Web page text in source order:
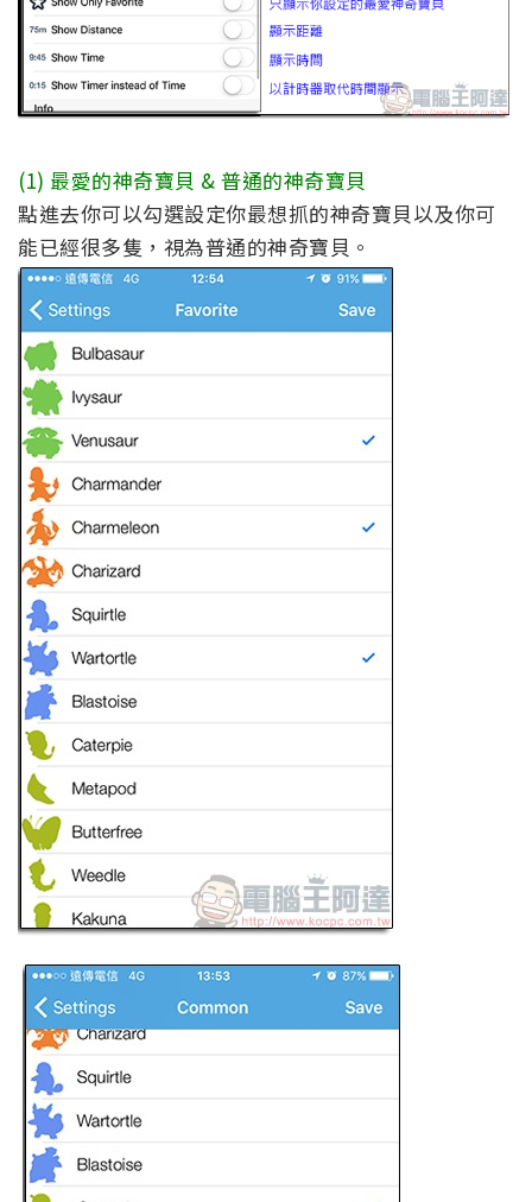
(1) 最愛的神奇寶貝 & 普通的神奇寶貝
點進去你可以勾選設定你最想抓的神奇寶貝以及你可
能已經很多隻，視為普通的神奇寶貝。